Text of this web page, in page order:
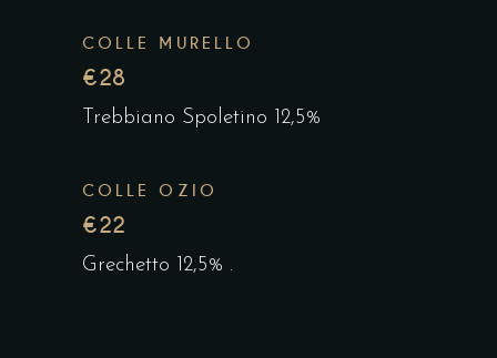
COLLE MURELLO
€28
Trebbiano Spoletino 12,5%
COLLE OZIO
€22
Grechetto 12,5% .